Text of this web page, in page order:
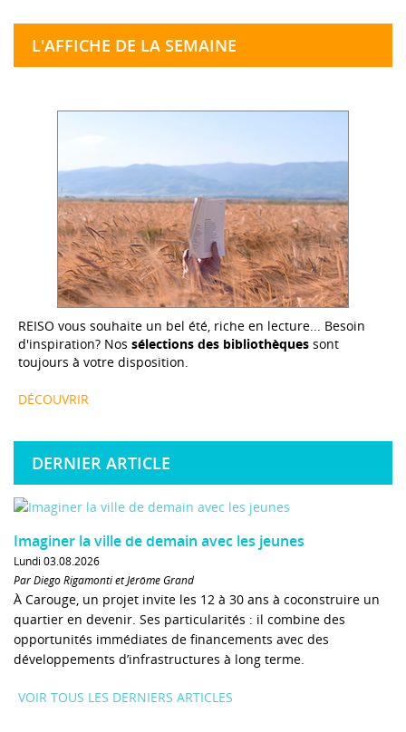
L'AFFICHE DE LA SEMAINE
REISO vous souhaite un bel été, riche en lecture... Besoin
d'inspiration? Nos sélections des bibliothèques sont
toujours à votre disposition.
DÉCOUVRIR
DERNIER ARTICLE
Imaginer la ville de demain avec les jeunes
Lundi 03.08.2026
Par Diego Rigamonti et Jérôme Grand
À Carouge, un projet invite les 12 à 30 ans à coconstruire un
quartier en devenir. Ses particularités : il combine des
opportunités immédiates de financements avec des
développements d’infrastructures à long terme.
VOIR TOUS LES DERNIERS ARTICLES